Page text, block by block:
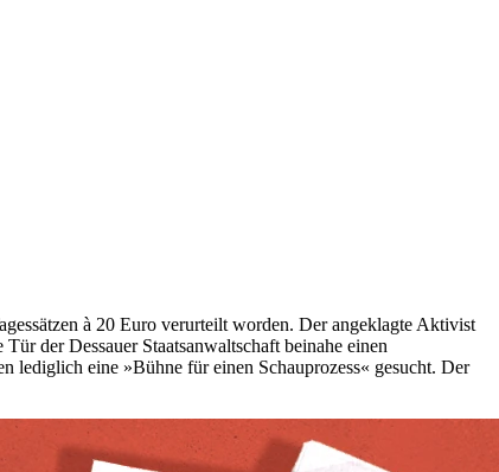
à 20 Euro verurteilt worden. Der angeklagte Aktivist
der Dessauer Staatsanwaltschaft beinahe einen
lediglich eine »Bühne für einen Schauprozess« gesucht. Der